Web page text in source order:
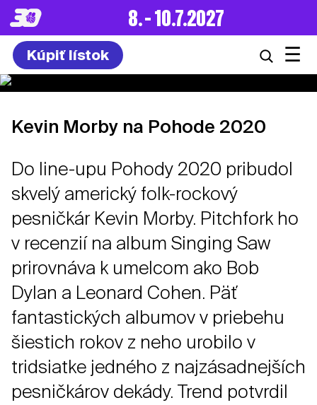
8. – 10.7.2027
Kúpiť lístok ☰
Kevin Morby na Pohode 2020
Do line-upu Pohody 2020 pribudol
skvelý americký folk-rockový
pesničkár Kevin Morby. Pitchfork ho
v recenzií na album Singing Saw
prirovnáva k umelcom ako Bob
Dylan a Leonard Cohen. Päť
fantastických albumov v priebehu
šiestich rokov z neho urobilo v
tridsiatke jedného z najzásadnejších
pesničkárov dekády. Trend potvrdil